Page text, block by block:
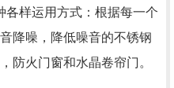
样运用方式：根据每一个
降噪，降低噪音的不锈钢
防火门窗和水晶卷帘门。